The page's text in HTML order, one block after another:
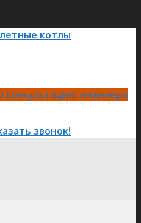
консультацию инженера
звонок!